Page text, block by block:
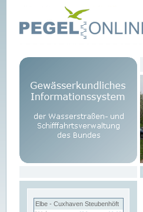
Elbe - Cuxhaven Steubenhöft